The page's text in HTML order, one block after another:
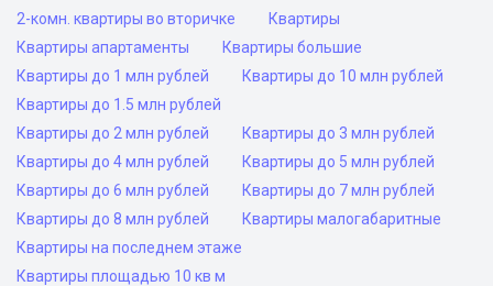
2-комн. квартиры во вторичке
Квартиры
Квартиры апартаменты
Квартиры большие
Квартиры до 1 млн рублей
Квартиры до 10 млн рублей
Квартиры до 1.5 млн рублей
Квартиры до 2 млн рублей
Квартиры до 3 млн рублей
Квартиры до 4 млн рублей
Квартиры до 5 млн рублей
Квартиры до 6 млн рублей
Квартиры до 7 млн рублей
Квартиры до 8 млн рублей
Квартиры малогабаритные
Квартиры на последнем этаже
Квартиры площадью 10 кв м